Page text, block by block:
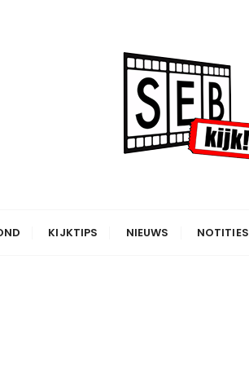
KIJKTIPS NIEUWS NOTITIES